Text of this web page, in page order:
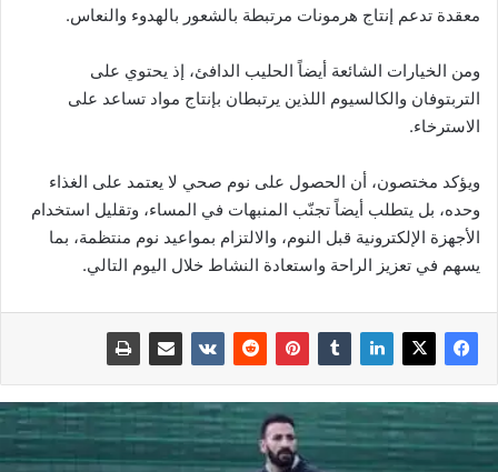
معقدة تدعم إنتاج هرمونات مرتبطة بالشعور بالهدوء والنعاس.
ومن الخيارات الشائعة أيضاً الحليب الدافئ، إذ يحتوي على
التربتوفان والكالسيوم اللذين يرتبطان بإنتاج مواد تساعد على
الاسترخاء.
ويؤكد مختصون، أن الحصول على نوم صحي لا يعتمد على الغذاء
وحده، بل يتطلب أيضاً تجنّب المنبهات في المساء، وتقليل استخدام
الأجهزة الإلكترونية قبل النوم، والالتزام بمواعيد نوم منتظمة، بما
يسهم في تعزيز الراحة واستعادة النشاط خلال اليوم التالي.